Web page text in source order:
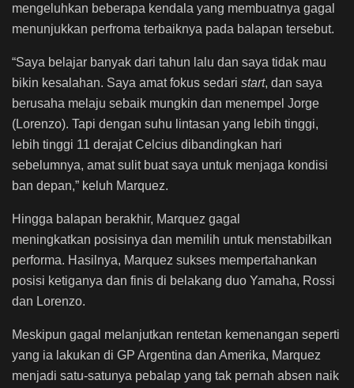
mengeluhkan beberapa kendala yang membuatnya gagal
menunjukkan perfroma terbaiknya pada balapan tersebut.
“Saya belajar banyak dari tahun lalu dan saya tidak mau
bikin kesalahan. Saya amat fokus sedari start, dan saya
berusaha melaju sebaik mungkin dan menempel Jorge
(Lorenzo). Tapi dengan suhu lintasan yang lebih tinggi,
lebih tinggi 11 derajat Celcius dibandingkan hari
sebelumnya, amat sulit buat saya untuk menjaga kondisi
ban depan,” keluh Marquez.
Hingga balapan berakhir, Marquez gagal
meningkatkan posisinya dan memilih untuk menstabilkan
performa. Hasilnya, Marquez sukses mempertahankan
posisi ketiganya dan finis di belakang duo Yamaha, Rossi
dan Lorenzo.
Meskipun gagal melanjutkan rentetan kemenangan seperti
yang ia lakukan di GP Argentina dan Amerika, Marquez
menjadi satu-satunya pebalap yang tak pernah absen naik